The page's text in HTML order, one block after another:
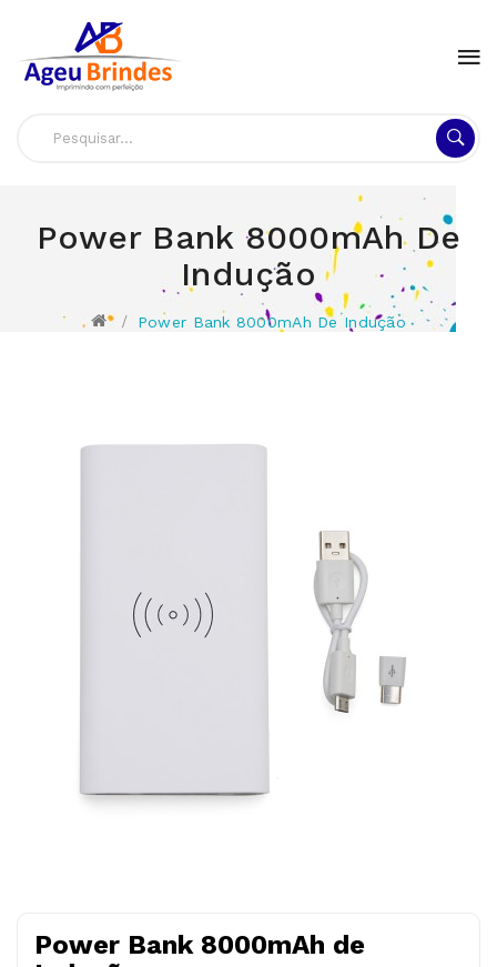
Power Bank 8000mAh De
Indução
Power Bank 8000mAh De Indução
Power Bank 8000mAh de